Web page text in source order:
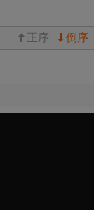
倒序
正序